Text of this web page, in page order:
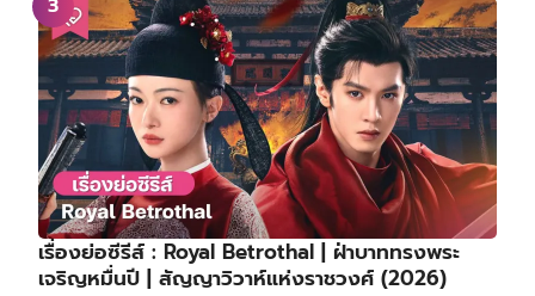
เรื่องย่อซีรีส์ : Royal Betrothal | ฝ่าบาททรงพระ
เจริญหมื่นปี | สัญญาวิวาห์แห่งราชวงศ์ (2026)